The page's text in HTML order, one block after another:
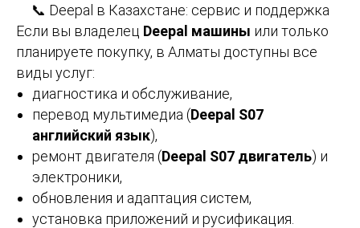
📞 Deepal в Казахстане: сервис и поддержка
Если вы владелец Deepal машины или только
планируете покупку, в Алматы доступны все
виды услуг:
диагностика и обслуживание,
перевод мультимедиа (Deepal S07
английский язык),
ремонт двигателя (Deepal S07 двигатель) и
электроники,
обновления и адаптация систем,
установка приложений и русификация.